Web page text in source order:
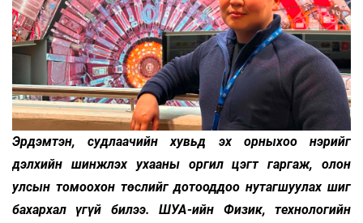
Эрдэмтэн, судлаачийн хувьд эх орныхоо нэрийг
дэлхийн шинжлэх ухааны оргил цэгт гаргаж, олон
улсын томоохон төслийг дотооддоо нутагшуулах шиг
бахархал үгүй билээ. ШУА-ийн Физик, технологийн